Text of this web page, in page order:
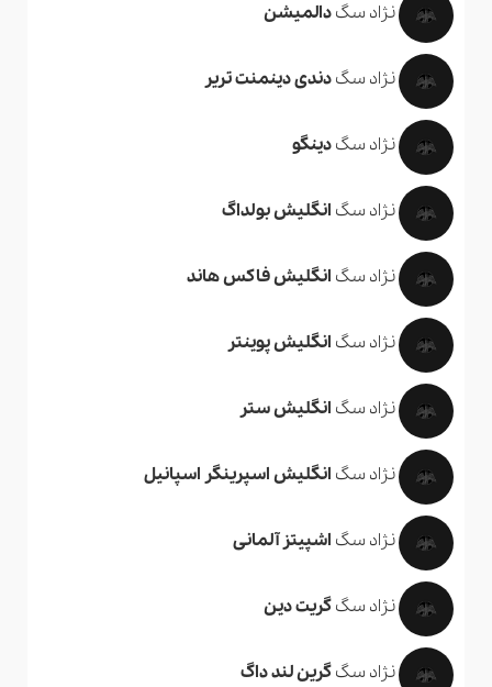
نژاد سگدالمیشن
نژاد سگدندی دینمنت تریر
نژاد سگدینگو
نژاد سگ انگلیش بولداگ
نژاد سگ انگلیش فاکس هاند
نژاد سگ انگلیش پوینتر
نژاد سگ انگلیش ستر
نژاد سگ انگلیش اسپرینگر اسپانیل
نژاد سگ اشپیتز آلمانی
نژاد سگگریت دین
نژاد سگگرین لند داگ